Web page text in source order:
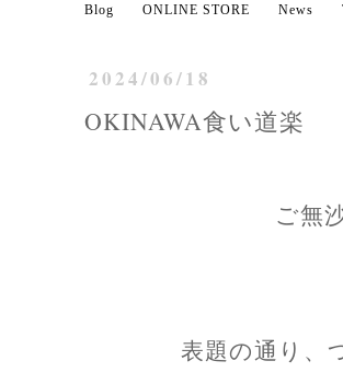
Blog ONLINE STORE News
2024/06/18
OKINAWA食い道楽
ご無
表題の通り、